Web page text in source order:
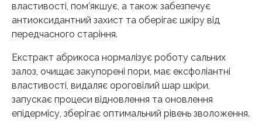
властивості, пом’якшує, а також забезпечує
антиоксидантний захист та оберігає шкіру від
передчасного старіння.
Екстракт абрикоса нормалізує роботу сальних
залоз, очищає закупорені пори, має ексфоліантні
властивості, видаляє ороговілий шар шкіри,
запускає процеси відновлення та оновлення
епідермісу, зберігає оптимальний рівень зволоження.